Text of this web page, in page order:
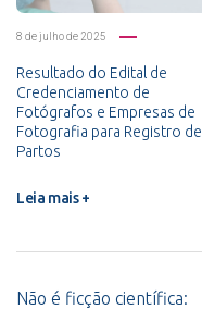
8 de julho de 2025
Resultado do Edital de
Credenciamento de
Fotógrafos e Empresas de
Fotografia para Registro de
Partos
Leia mais +
Não é ficção científica: